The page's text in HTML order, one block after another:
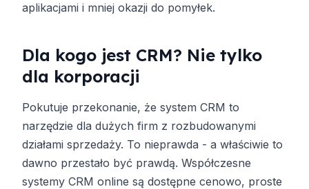
aplikacjami i mniej okazji do pomyłek.
Dla kogo jest CRM? Nie tylko
dla korporacji
Pokutuje przekonanie, że system CRM to
narzędzie dla dużych firm z rozbudowanymi
działami sprzedaży. To nieprawda - a właściwie to
dawno przestało być prawdą. Współczesne
systemy CRM online są dostępne cenowo, proste